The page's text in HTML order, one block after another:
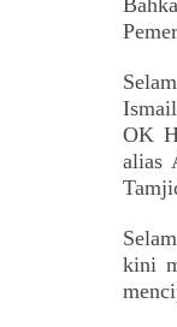
OK
alias
kini